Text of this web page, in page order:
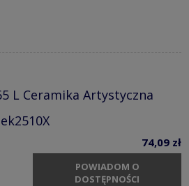
L Ceramika Artystyczna
74,09 zł
POWIADOM O
DOSTĘPNOŚCI